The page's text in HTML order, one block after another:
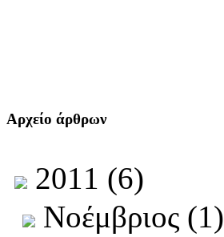
Αρχείο άρθρων
2011 (6)
Νοέμβριος (1)